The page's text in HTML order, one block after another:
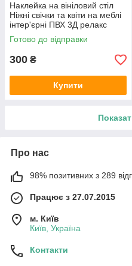
Наклейка на вініловий стіл
Ніжні свічки та квіти на меблі
інтер'єрні ПВХ 3Д релакс
червоний 600х1200 мм
Готово до відправки
300 ₴
Купити
Про нас
98% позитивних з 289
Працює з 27.07.2015
м. Київ
Київ, Україна
Контакти